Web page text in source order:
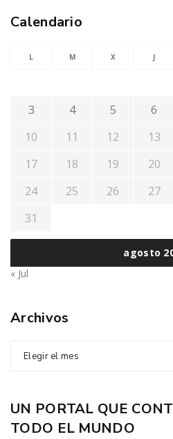
Calendario
agosto
L M X J
3
4 5 6
10
11 12 13
17
18 19 20
24
25 26 27
31
« Jul
Archivos
Elegir el mes
UN PORTAL QUE
TODO EL MUNDO